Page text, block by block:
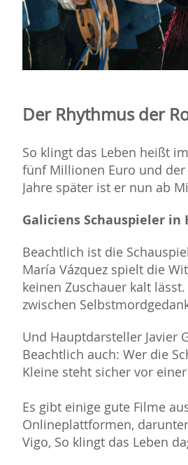
Der Rhythmus der
So klingt das Leben heißt
fünf Millionen Euro und der
Jahre später ist er nun ab
Galiciens Schauspieler in
Beachtlich ist die
María Vázquez spielt die
keinen Zuschauer kalt
zwischen
Und Hauptdarsteller Javier
Beachtlich auch: Wer die
Kleine steht sicher vor
Es gibt einige gute Filme
Onlineplattformen,
Vigo, So klingt das Leben